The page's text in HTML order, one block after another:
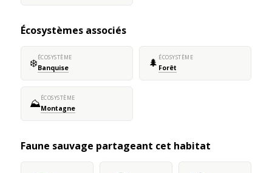
Écosystèmes associés
❄️ÉCOSYSTÈME
Banquise 🌲 ÉCOSYSTÈME
Forêt
⛰️ÉCOSYSTÈME
Montagne
Faune sauvage partageant cet habitat